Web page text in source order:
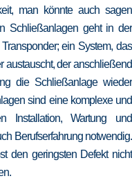
man könnte auch sagen
Schließanlagen geht in der
ein System, das
austauscht, der anschließend
die Schließanlage wieder
sind eine komplexe und
Installation, Wartung und
Berufserfahrung notwendig.
den geringsten Defekt nicht